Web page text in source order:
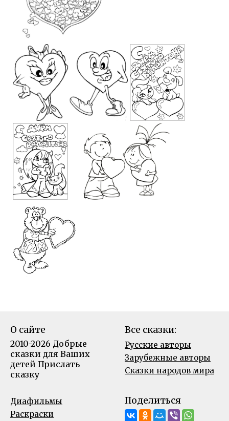
О сайте
2010-2026 Добрые
сказки для Ваших
детей Прислать
сказку
Все сказки:
Русские авторы
Зарубежные авторы
Сказки народов мира
Диафильмы
Раскраски
Поделиться